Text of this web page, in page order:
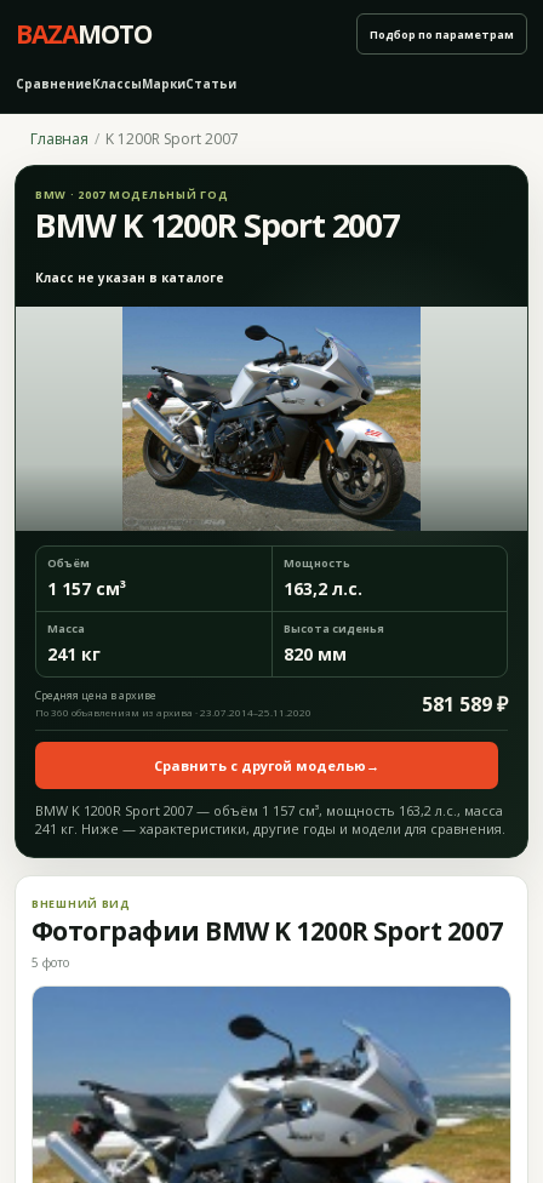
BAZAMOTO
СравнениеКлассыМаркиСтатьи
Подбор по параметрам
Главная K 1200R Sport 2007
BMW · 2007 МОДЕЛЬНЫЙ ГОД
BMW K 1200R Sport 2007
Класс не указан в каталоге
Объём
1 157 см³
Мощность
163,2 л.с.
Масса
241 кг
Высота сиденья
820 мм
Средняя цена в архиве 581 589 ₽
По 360 объявлениям из архива · 23.07.2014–25.11.2020
Сравнить с другой моделью →
BMW K 1200R Sport 2007 — объём 1 157 см³, мощность 163,2 л.с., масса
241 кг. Ниже — характеристики, другие годы и модели для сравнения.
ВНЕШНИЙ ВИД
Фотографии BMW K 1200R Sport 2007
5 фото